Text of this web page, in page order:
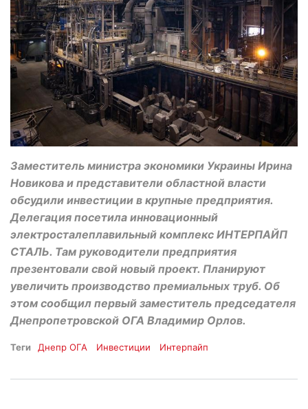
Заместитель министра экономики Украины Ирина
Новикова и представители областной власти
обсудили инвестиции в крупные предприятия.
Делегация посетила инновационный
электросталеплавильный комплекс ИНТЕРПАЙП
СТАЛЬ. Там руководители предприятия
презентовали свой новый проект. Планируют
увеличить производство премиальных труб. Об
этом сообщил первый заместитель председателя
Днепропетровской ОГА Владимир Орлов.
Теги Днепр ОГА Инвестиции Интерпайп